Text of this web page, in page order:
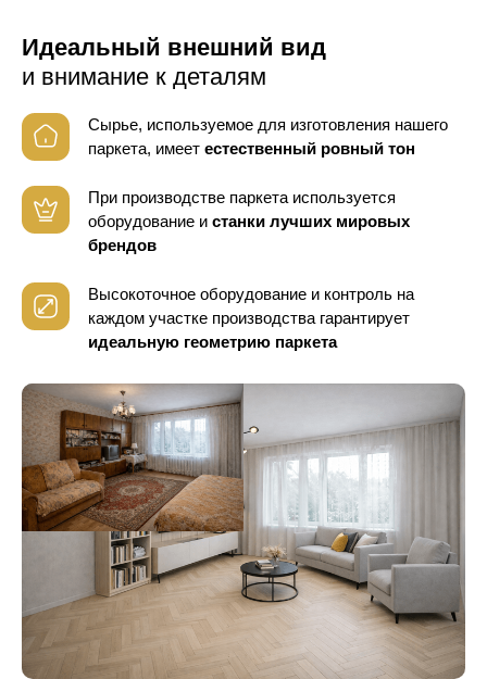
Идеальный внешний вид
и внимание к деталям
Сырье, используемое для изготовления нашего
паркета, имеет естественный ровный тон
При производстве паркета используется
оборудование и станки лучших мировых
брендов
Высокоточное оборудование и контроль на
каждом участке производства гарантирует
идеальную геометрию паркета